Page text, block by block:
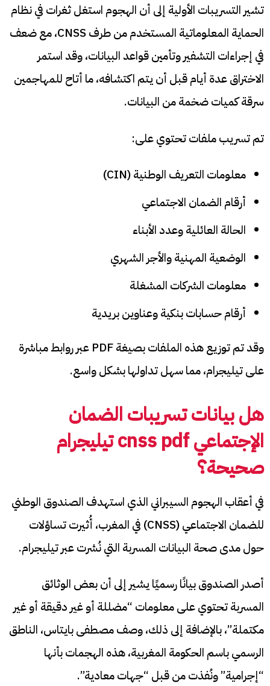
تشير التسريبات الأولية إلى أن الهجوم استغل ثغرات في نظام
الحماية المعلوماتية المستخدم من طرف CNSS، مع ضعف
في إجراءات التشفير وتأمين قواعد البيانات، وقد استمر
الاختراق عدة أيام قبل أن يتم اكتشافه، ما أتاح للمهاجمين
سرقة كميات ضخمة من البيانات.
تم تسريب ملفات تحتوي على:
معلومات التعريف الوطنية (CIN)
أرقام الضمان الاجتماعي
الحالة العائلية وعدد الأبناء
الوضعية المهنية والأجر الشهري
معلومات الشركات المشغلة
أرقام حسابات بنكية وعناوين بريدية
وقد تم توزيع هذه الملفات بصيغة PDF عبر روابط مباشرة
على تيليجرام، مما سهل تداولها بشكل واسع.
هل بيانات تسريبات الضمان
الإجتماعيcnss pdfتيليجرام
صحيحة؟
في أعقاب الهجوم السيبراني الذي استهدف الصندوق الوطني
للضمان الاجتماعي (CNSS) في المغرب، أُثيرت تساؤلات
حول مدى صحة البيانات المسربة التي نُشرت عبر تيليجرام.
أصدر الصندوق بيانًا رسميًا يشير إلى أن بعض الوثائق
المسربة تحتوي على معلومات “مضللة أو غير دقيقة أو غير
مكتملة”، بالإضافة إلى ذلك، وصف مصطفى بايتاس، الناطق
الرسمي باسم الحكومة المغربية، هذه الهجمات بأنها
“إجرامية” ونُفذت من قبل “جهات معادية”.